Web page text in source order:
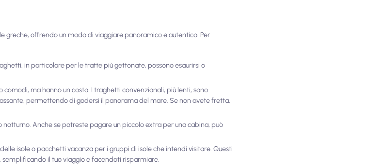
greche, offrendo un modo di viaggiare panoramico e autentico. Per
in particolare per le tratte più gettonate, possono esaurirsi o
ma hanno un costo. I traghetti convenzionali, più lenti, sono
permettendo di godersi il panorama del mare. Se non avete fretta,
Anche se potreste pagare un piccolo extra per una cabina, può
isole o pacchetti vacanza per i gruppi di isole che intendi visitare. Questi
il tuo viaggio e facendoti risparmiare.